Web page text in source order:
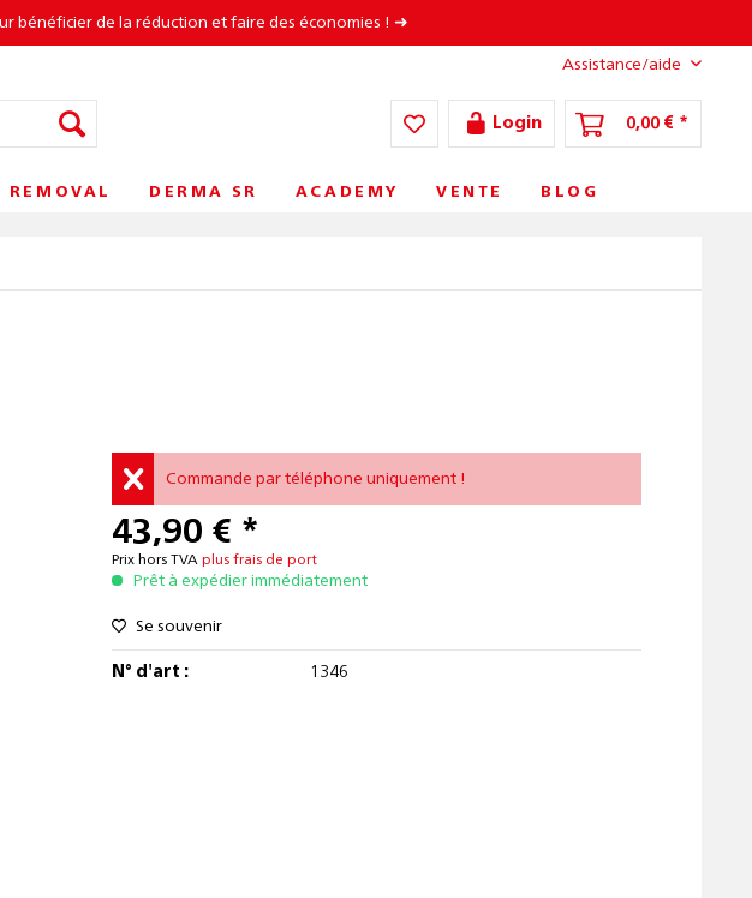
bénéficier de la réduction et faire des économies ! ➜
Assistance/aide
Login 0,00 € *
REMOVAL DERMA SR ACADEMY VENTE BLOG
Commande par téléphone uniquement !
43,90 € *
Prix hors TVAplus frais de port
Prêt à expédier immédiatement
Se souvenir
N° d'art : 1346